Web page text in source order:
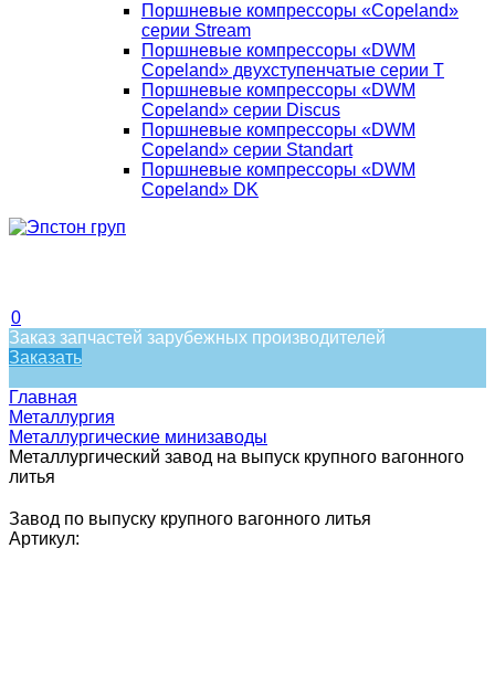
Поршневые компрессоры «Copeland»
серии Stream
Поршневые компрессоры «DWM
Copeland» двухступенчатые серии T
Поршневые компрессоры «DWM
Copeland» серии Discus
Поршневые компрессоры «DWM
Copeland» серии Standart
Поршневые компрессоры «DWM
Copeland» DK
0
Заказ запчастей зарубежных производителей
Заказать
Главная
Металлургия
Металлургические минизаводы
Металлургический завод на выпуск крупного вагонного
литья
Завод по выпуску крупного вагонного литья
Артикул: